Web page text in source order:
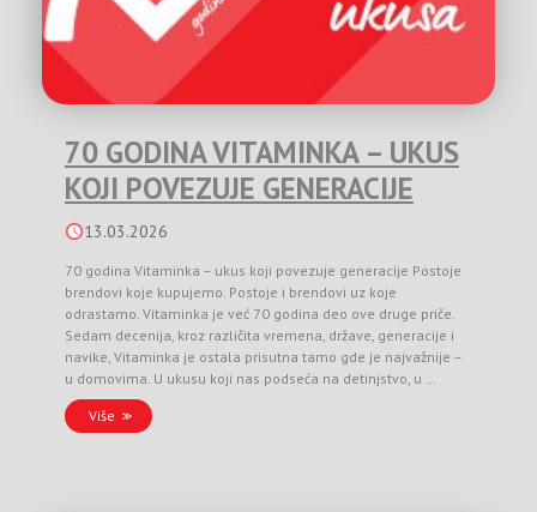
70 GODINA VITAMINKA – UKUS
KOJI POVEZUJE GENERACIJE
13.03.2026
70 godina Vitaminka – ukus koji povezuje generacije Postoje
brendovi koje kupujemo. Postoje i brendovi uz koje
odrastamo. Vitaminka je već 70 godina deo ove druge priče.
Sedam decenija, kroz različita vremena, države, generacije i
navike, Vitaminka je ostala prisutna tamo gde je najvažnije –
u domovima. U ukusu koji nas podseća na detinjstvo, u …
Više